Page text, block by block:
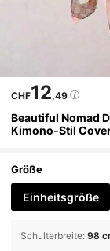
CHF12,49
Beautiful Nomad
Kimono-Stil
Größe
Einheitsgröße
Schulterbreite: 98